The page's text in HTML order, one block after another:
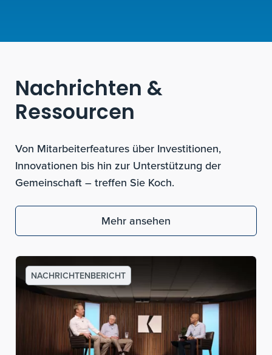
Nachrichten &
Ressourcen
Von Mitarbeiterfeatures über Investitionen,
Innovationen bis hin zur Unterstützung der
Gemeinschaft – treffen Sie Koch.
Mehr ansehen
NACHRICHTENBERICHT